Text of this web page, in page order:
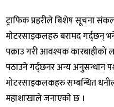
ट्राफिक प्रहरीले बिशेष सूचना
मोटरसाइकलहरु बरामद गर्द्छन्
पक्राउ गरी आवश्यक कारबाहीको
पठाउने गर्द्छनर अन्य अनुसन्धान
मोटरसाइकलकहरु सम्बन्धित
महाशाखाले जनाएको छ ।